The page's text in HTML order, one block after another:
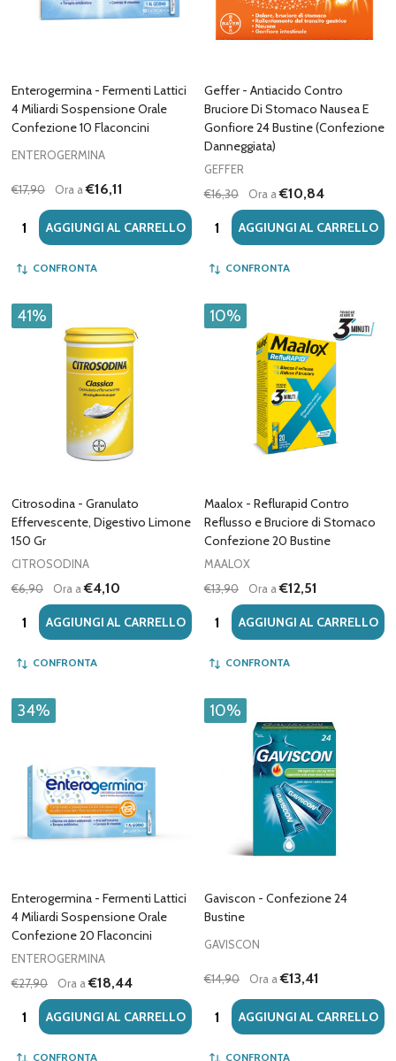
Enterogermina - Fermenti Lattici
4 Miliardi Sospensione Orale
Confezione 10 Flaconcini
ENTEROGERMINA
€17,90 Ora a€16,11
Quantità:AGGIUNGI AL CARRELLO
CONFRONTA
Geffer - Antiacido Contro
Bruciore Di Stomaco Nausea E
Gonfiore 24 Bustine (Confezione
Danneggiata)
GEFFER
€16,30
Ora a€10,84
Quantità:AGGIUNGI AL CARRELLO
CONFRONTA
41%
Citrosodina - Granulato
Effervescente, Digestivo Limone
150 Gr
CITROSODINA
€6,90
Ora a€4,10
Quantità:AGGIUNGI AL CARRELLO
CONFRONTA
10%
Maalox - Reflurapid Contro
Reflusso e Bruciore di Stomaco
Confezione 20 Bustine
MAALOX
€13,90
Ora a€12,51
Quantità:AGGIUNGI AL CARRELLO
CONFRONTA
34%
Enterogermina - Fermenti Lattici
4 Miliardi Sospensione Orale
Confezione 20 Flaconcini
ENTEROGERMINA
€27,90
Ora a€18,44
Quantità:AGGIUNGI AL CARRELLO
CONFRONTA
10%
Gaviscon - Confezione 24
Bustine
GAVISCON
€14,90 Ora a€13,41
Quantità:AGGIUNGI AL CARRELLO
CONFRONTA